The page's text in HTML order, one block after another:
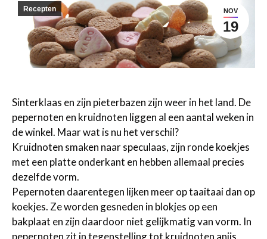
NOV
19
Recepten
Sinterklaas en zijn pieterbazen zijn weer in het land. De
pepernoten en kruidnoten liggen al een aantal weken in
de winkel. Maar wat is nu het verschil?
Kruidnoten smaken naar speculaas, zijn ronde koekjes
met een platte onderkant en hebben allemaal precies
dezelfde vorm.
Pepernoten daarentegen lijken meer op taaitaai dan op
koekjes. Ze worden gesneden in blokjes op een
bakplaat en zijn daardoor niet gelijkmatig van vorm. In